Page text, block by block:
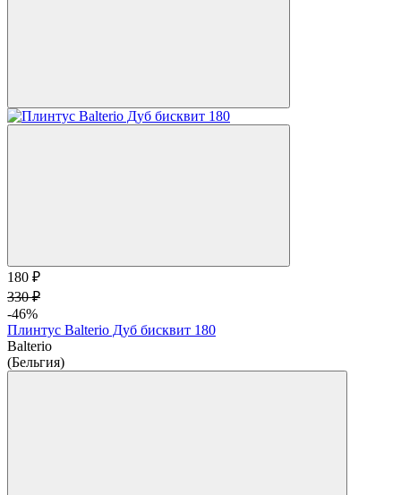
180 ₽
330 ₽
-46%
Плинтус Balterio Дуб бисквит 180
Balterio
(Бельгия)